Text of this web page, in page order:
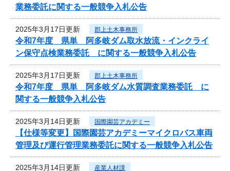
業務委託に関する一般競争入札公告
2025年3月17日更新 郡上土木事務所
令和7年度 県単 阿多岐ダム取水放流・インクライ
ン保守点検業務委託 に関する一般競争入札公告
2025年3月17日更新 郡上土木事務所
令和7年度 県単 阿多岐ダム水質調査業務委託 に
関する一般競争入札公告
2025年3月14日更新 国際園芸アカデミー
【仕様等変更】国際園芸アカデミーマイクロバス車両
管理及び運行管理業務委託に関する一般競争入札公告
2025年3月14日更新 産業人材課